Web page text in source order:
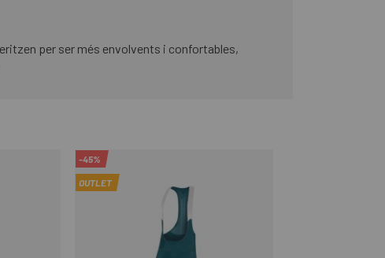
per ser més envolvents i confortables,
-45%
OUTLET